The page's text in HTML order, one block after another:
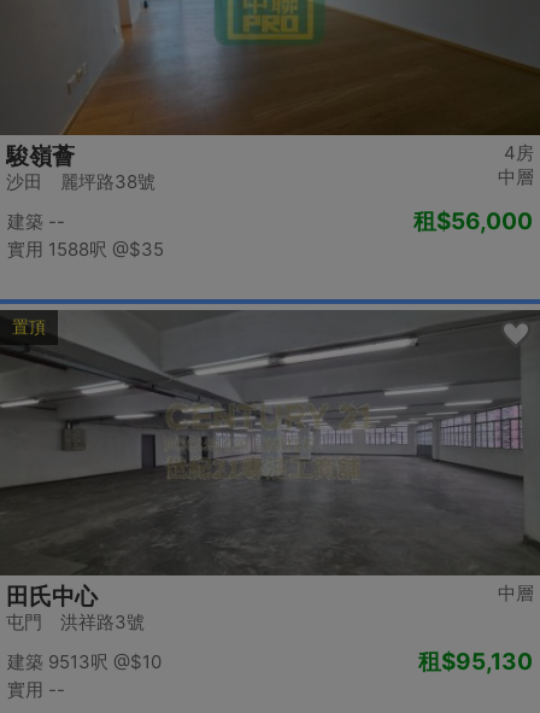
4房
中層
駿嶺薈
沙田 麗坪路38號
建築 --
實用 1588呎 @$35
租$56,000
置頂
中層
田氏中心
屯門 洪祥路3號
建築 9513呎 @$10
實用 --
租$95,130